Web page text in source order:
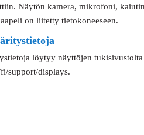
Näytön kamera, mikrofoni,
on liitetty tietokoneeseen.
löytyy näyttöjen tukisivustolta
support/displays.